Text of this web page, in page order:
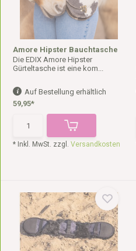
Amore Hipster Bauchtasche
Die EDIX Amore Hipster
Gürteltasche ist eine kom...
Auf Bestellung erhältlich
59,95*
* Inkl. MwSt. zzgl.Versandkosten